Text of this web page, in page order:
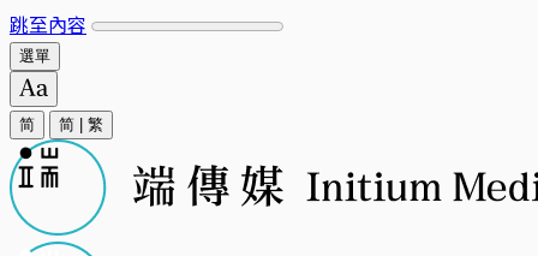
跳至內容
選單
简 简 繁